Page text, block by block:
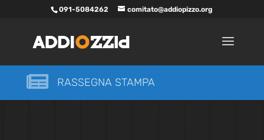
091-5084262 comitato@addiopizzo.org
 RASSEGNA STAMPA